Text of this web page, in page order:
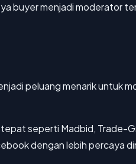
buyer menjadi moderator
peluang menarik untuk
seperti Madbid, Trade-
dengan lebih percaya